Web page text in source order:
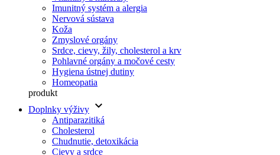
Imunitný systém a alergia
Nervová sústava
Koža
Zmyslové orgány
Srdce, cievy, žily, cholesterol a krv
Pohlavné orgány a močové cesty
Hygiena ústnej dutiny
Homeopatia
produkt
Doplnky výživy keyboard_arrow_down
Antiparazitiká
Cholesterol
Chudnutie, detoxikácia
Cievy a srdce